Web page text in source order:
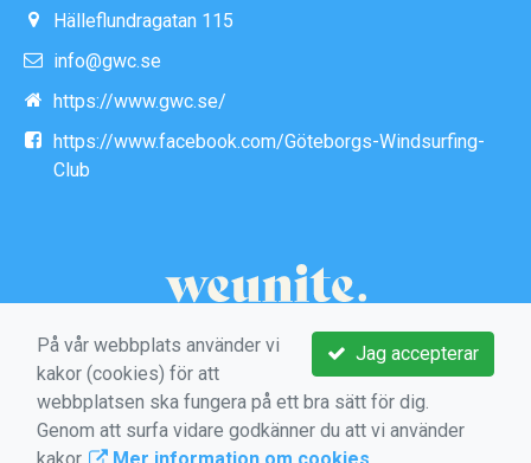
Hälleflundragatan 115
info@gwc.se
https://www.gwc.se/
https://www.facebook.com/Göteborgs-Windsurfing-
Club
Jag accepterar
På vår webbplats använder vi
kakor (cookies) för att
webbplatsen ska fungera på ett bra sätt för dig.
Genom att surfa vidare godkänner du att vi använder